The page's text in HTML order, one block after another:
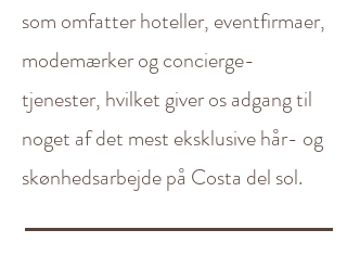
som omfatter hoteller, eventfirmaer,
modemærker og concierge-
tjenester, hvilket giver os adgang til
noget af det mest eksklusive hår- og
skønhedsarbejde på Costa del sol.